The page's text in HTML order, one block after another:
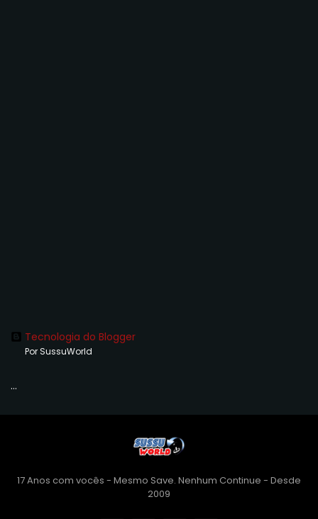
Tecnologia do Blogger
Por SussuWorld
...
17 Anos com vocês - Mesmo Save. Nenhum Continue - Desde
2009